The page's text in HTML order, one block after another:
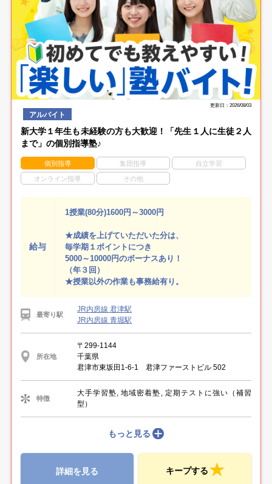
更新日：2026/08/03
アルバイト
新大学１年生も未経験の方も大歓迎！「先生１人に生徒２人
まで」の個別指導塾♪
個別指導 集団指導 自立学習
オンライン指導 その他
給与
1授業(80分)1600円～3000円
★成績を上げていただいた分は、
毎学期１ポイントにつき
5000～10000円のボーナスあり！
（年３回）
★授業以外の作業も事務給有り。
最寄り駅
JR内房線 君津駅
JR内房線 青堀駅
所在地
〒299-1144
千葉県
君津市東坂田1-6-1 君津ファーストビル 502
特徴
大手学習塾, 地域密着塾, 定期テストに強い（補習
型）
もっと見る
詳細を見る キープする